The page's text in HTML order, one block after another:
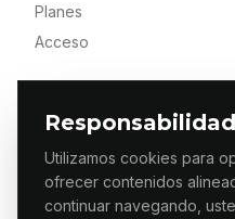
Utilizamos cookies para
ofrecer contenidos
continuar navegando,
Planes
Acceso
© 2026 ES PRIMERA MX.
RESERVADOS / DESIGN